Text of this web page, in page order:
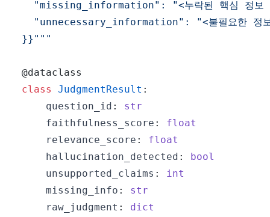
}}"""
@dataclass
class
JudgmentResult :
    question_id
:
str
    faithfulness_score
:
float
    relevance_score
:
float
    hallucination_detected
:
bool
    unsupported_claims
:
int
    missing_info
:
str
    raw_judgment
: dict